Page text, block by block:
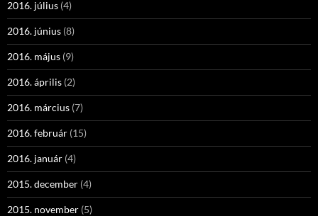
2016. július (4)
2016. június (8)
2016. május (9)
2016. április (2)
2016. március (7)
2016. február (15)
2016. január (4)
2015. december (4)
2015. november (5)